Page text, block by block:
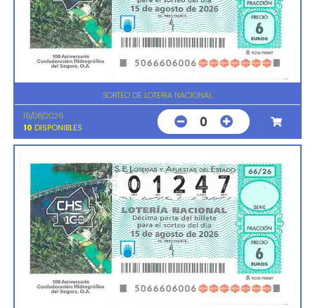
SORTEO DE LOTERIA NACIONAL
15/08/2026
10 DISPONIBLES 0